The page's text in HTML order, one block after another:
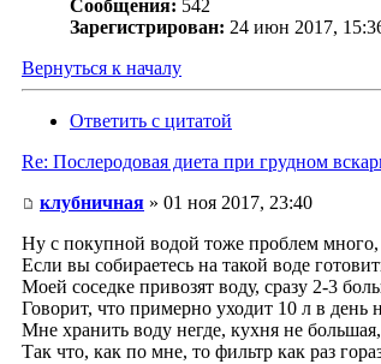
Сообщения: 542
Зарегистрирован: 24 июн 2017,
Вернуться к началу
Ответить с цитатой
Re: Послеродовая диета при грудном
клубничная » 01 ноя 2017, 23:40
Ну с покупной водой тоже проблем много,
Если вы собираетесь на такой воде
Моей соседке привозят воду, сразу 2-3
Говорит, что примерно уходит 10 л в день
Мне хранить воду негде, кухня не
Так что, как по мне, то фильтр как раз